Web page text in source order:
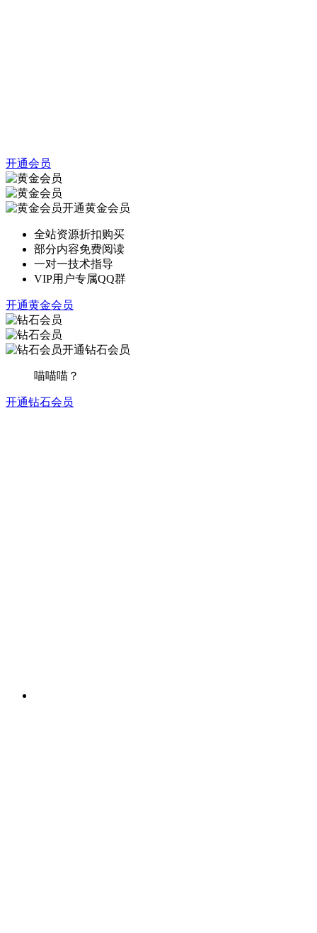
开通会员
开通黄金会员
全站资源折扣购买
部分内容免费阅读
一对一技术指导
VIP用户专属QQ群
开通黄金会员
开通钻石会员
喵喵喵？
开通钻石会员